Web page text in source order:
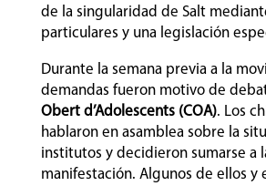
de la singularidad de Salt
particulares y una legislación
Durante la semana previa a la
demandas fueron motivo de
Obert d’Adolescents (COA). Los
hablaron en asamblea sobre la
institutos y decidieron sumarse a
manifestación. Algunos de ellos y